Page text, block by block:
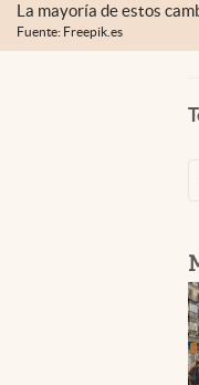
La mayoría de estos
Fuente: Freepik.es